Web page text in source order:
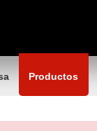
Productos